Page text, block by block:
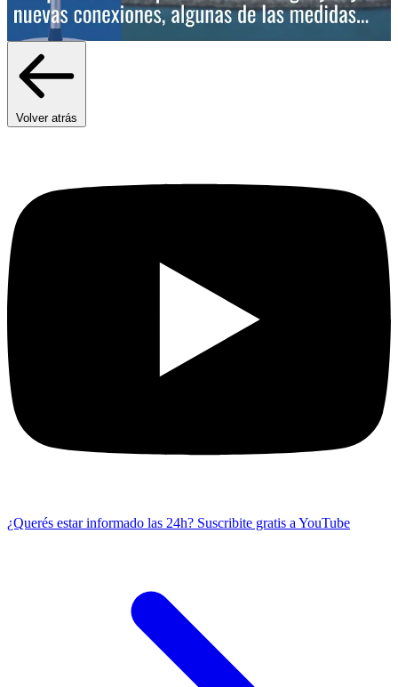
Volver atrás
¿Querés estar informado las 24h? Suscribite gratis a YouTube